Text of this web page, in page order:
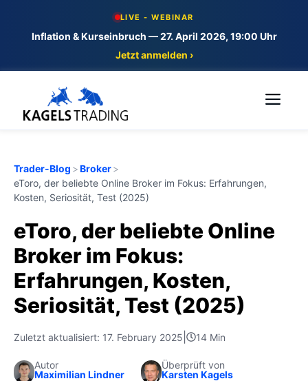
LIVE - WEBINAR
Inflation & Kurseinbruch — 27. April 2026, 19:00 Uhr
Jetzt anmelden ›
Trader-Blog >Broker>
eToro, der beliebte Online Broker im Fokus: Erfahrungen,
Kosten, Seriosität, Test (2025)
eToro, der beliebte Online
Broker im Fokus:
Erfahrungen, Kosten,
Seriosität, Test (2025)
Zuletzt aktualisiert: 17. February 2025 14 Min
Autor
Maximilian Lindner
Überprüft von
Karsten Kagels